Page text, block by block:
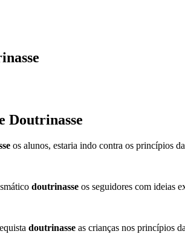
Doutrinasse
os alunos, estaria indo contra os princípios
doutrinasse os seguidores com ideias
doutrinasse as crianças nos princípios